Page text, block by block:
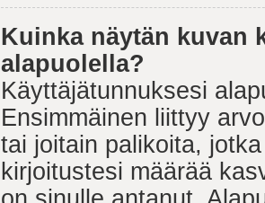
Kuinka näytän kuvan
alapuolella?
Käyttäjätunnuksesi
Ensimmäinen liittyy
tai joitain palikoita,
kirjoitustesi määrää